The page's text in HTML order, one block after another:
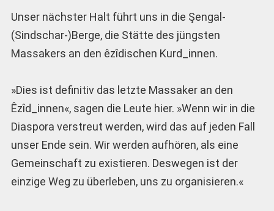
Unser nächster Halt führt uns in die Şengal-
(Sindschar-)Berge, die Stätte des jüngsten
Massakers an den êzîdischen Kurd_innen.
»Dies ist definitiv das letzte Massaker an den
Êzîd_innen«, sagen die Leute hier. »Wenn wir in die
Diaspora verstreut werden, wird das auf jeden Fall
unser Ende sein. Wir werden aufhören, als eine
Gemeinschaft zu existieren. Deswegen ist der
einzige Weg zu überleben, uns zu organisieren.«